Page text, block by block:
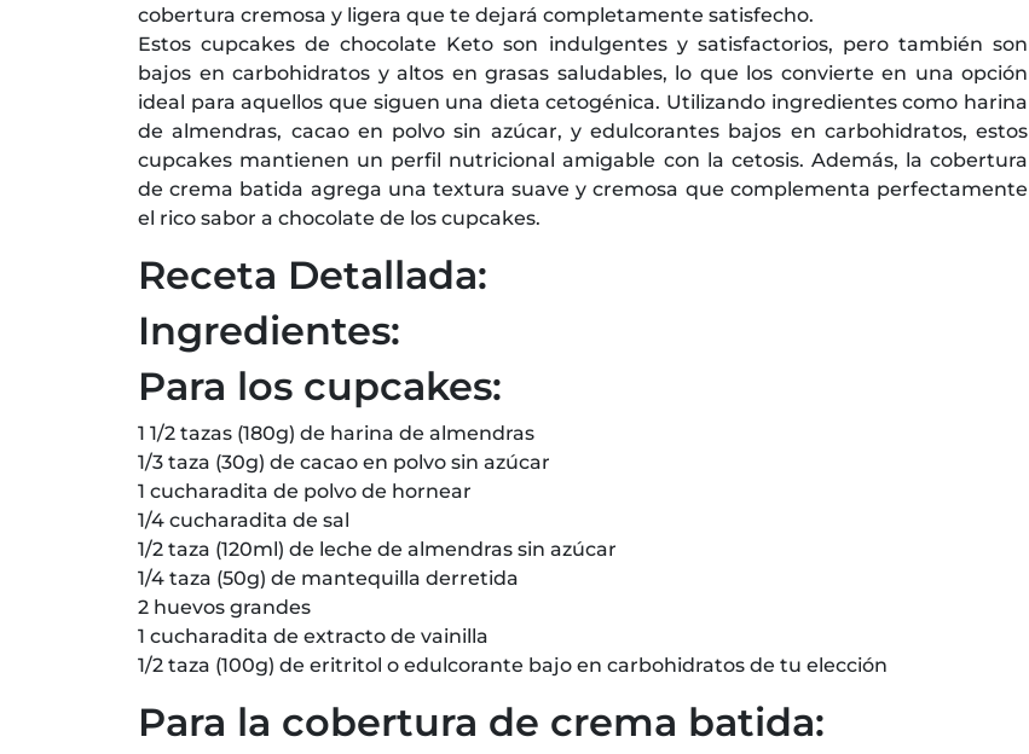
cobertura cremosa y ligera que te dejará completamente satisfecho.
Estos cupcakes de chocolate Keto son indulgentes y satisfactorios, pero también son
bajos en carbohidratos y altos en grasas saludables, lo que los convierte en una opción
ideal para aquellos que siguen una dieta cetogénica. Utilizando ingredientes como harina
de almendras, cacao en polvo sin azúcar, y edulcorantes bajos en carbohidratos, estos
cupcakes mantienen un perfil nutricional amigable con la cetosis. Además, la cobertura
de crema batida agrega una textura suave y cremosa que complementa perfectamente
el rico sabor a chocolate de los cupcakes.
Receta Detallada:
Ingredientes:
Para los cupcakes:
1 1/2 tazas (180g) de harina de almendras
1/3 taza (30g) de cacao en polvo sin azúcar
1 cucharadita de polvo de hornear
1/4 cucharadita de sal
1/2 taza (120ml) de leche de almendras sin azúcar
1/4 taza (50g) de mantequilla derretida
2 huevos grandes
1 cucharadita de extracto de vainilla
1/2 taza (100g) de eritritol o edulcorante bajo en carbohidratos de tu elección
Para la cobertura de crema batida: